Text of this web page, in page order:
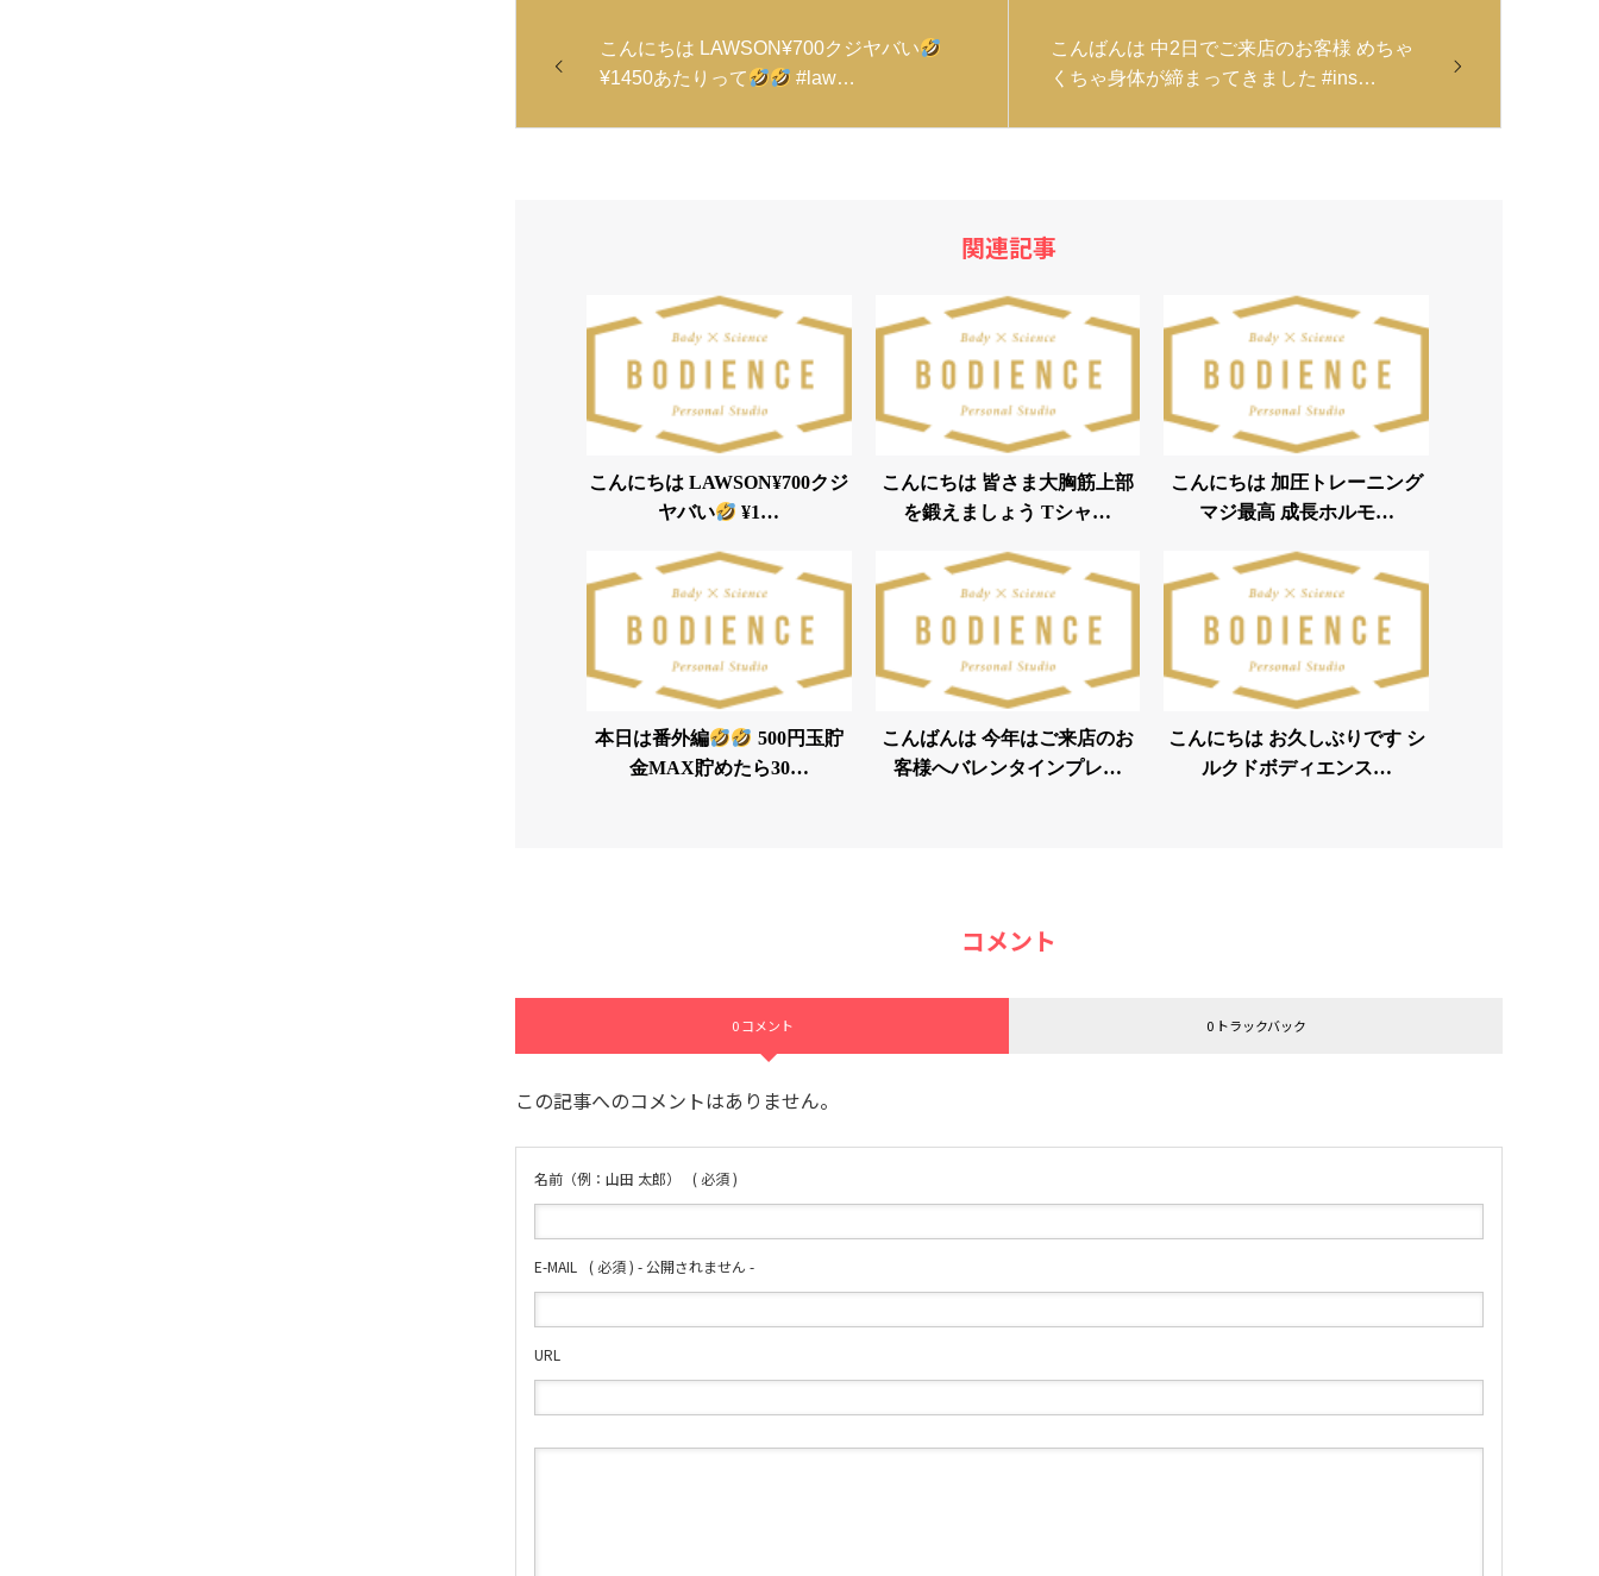
こんにちは LAWSON¥700クジヤバい
¥1450あたりって
#law…
こんばんは 中2日でご来店のお客様 めちゃ
くちゃ身体が締まってきました #ins…
関連記事
こんにちは LAWSON¥700クジ
ヤバい
¥1…
こんにちは 皆さま大胸筋上部
を鍛えましょう Tシャ…
こんにちは 加圧トレーニング
マジ最高 成長ホルモ…
本日は番外編
500円玉貯
金MAX貯めたら30…
こんばんは 今年はご来店のお
客様へバレンタインプレ…
こんにちは お久しぶりです︎ シ
ルクドボディエンス…
コメント
0 コメント 0 トラックバック
この記事へのコメントはありません。
名前（例：山田 太郎） ( 必須 )
E-MAIL ( 必須 ) - 公開されません -
URL